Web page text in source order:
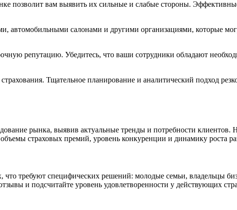
позволит вам выявить их сильные и слабые стороны.
автомобильными салонами и другими организациями, которые
репутацию. Убедитесь, что ваши сотрудники обладают
Тщательное планирование и аналитический подход
рынка, выявив актуальные тренды и потребности
страховых премий, уровень конкуренции и динамику роста
требуют специфических решений: молодые семьи, владельцы
и подсчитайте уровень удовлетворенности у действующих